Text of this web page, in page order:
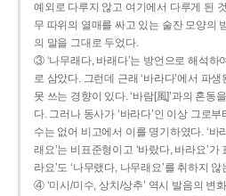
예외로 다루지 않고 여기에서 다루게 된
무 따위의 열매를 싸고 있는 술잔 모양의
의 말을 그대로 두었다.
③ ‘나무래다, 바래다’는 방언으로 해석하
로 삼았다. 그런데 근래 ‘바라다’에서 파생
못 쓰는 경향이 있다. ‘바람[風]’과의 혼동
다. 그러나 동사가 ‘바라다’인 이상 그로부
수는 없어 비고에서 이를 명기하였다. ‘바
래요’는 비표준형이고 ‘바랐다, 바라요’가
라요’도 ‘나무랬다, 나무래요’를 취하지 않
④ ‘미시/미수, 상치/상추’ 역시 발음의 변